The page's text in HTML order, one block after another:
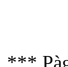
***